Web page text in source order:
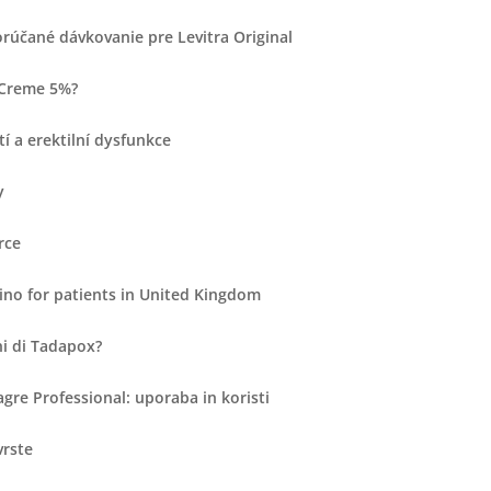
dávkovanie pre Levitra Original
5%?
a erektilní dysfunkce
for patients in United Kingdom
di Tadapox?
Professional: uporaba in koristi